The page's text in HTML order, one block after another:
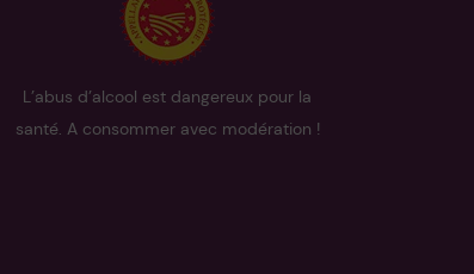
L’abus d’alcool est dangereux pour la
santé. A consommer avec modération !